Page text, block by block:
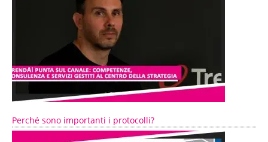
Perché sono importanti i protocolli?